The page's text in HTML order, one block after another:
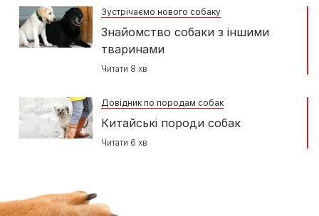
Зустрічаємо нового собаку
Знайомство собаки з іншими
тваринами
Читати 8 хв
Довідник по породам собак
Китайські породи собак
Читати 6 хв